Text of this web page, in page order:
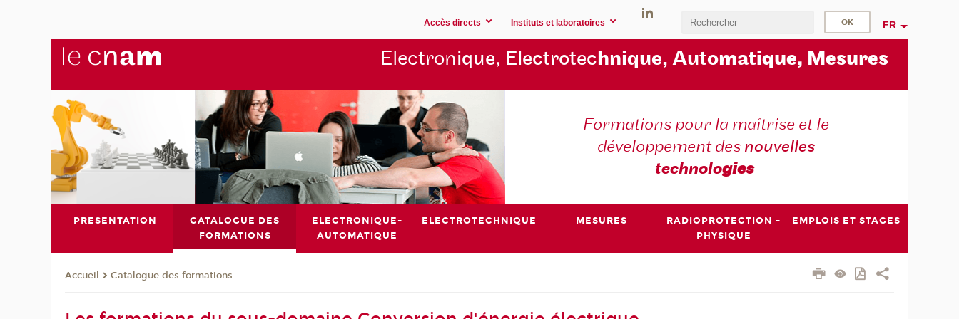
Accès directs Instituts et laboratoires FR
Electronique, Electrotechnique, Automatique, Mesures
Formations pour la maîtrise et le
développement des nouvelles
technologies
PRESENTATION
CATALOGUE DES
FORMATIONS
ELECTRONIQUE-
AUTOMATIQUE
ELECTROTECHNIQUE MESURES
RADIOPROTECTION -
PHYSIQUE
EMPLOIS ET STAGES
Accueil Catalogue des formations